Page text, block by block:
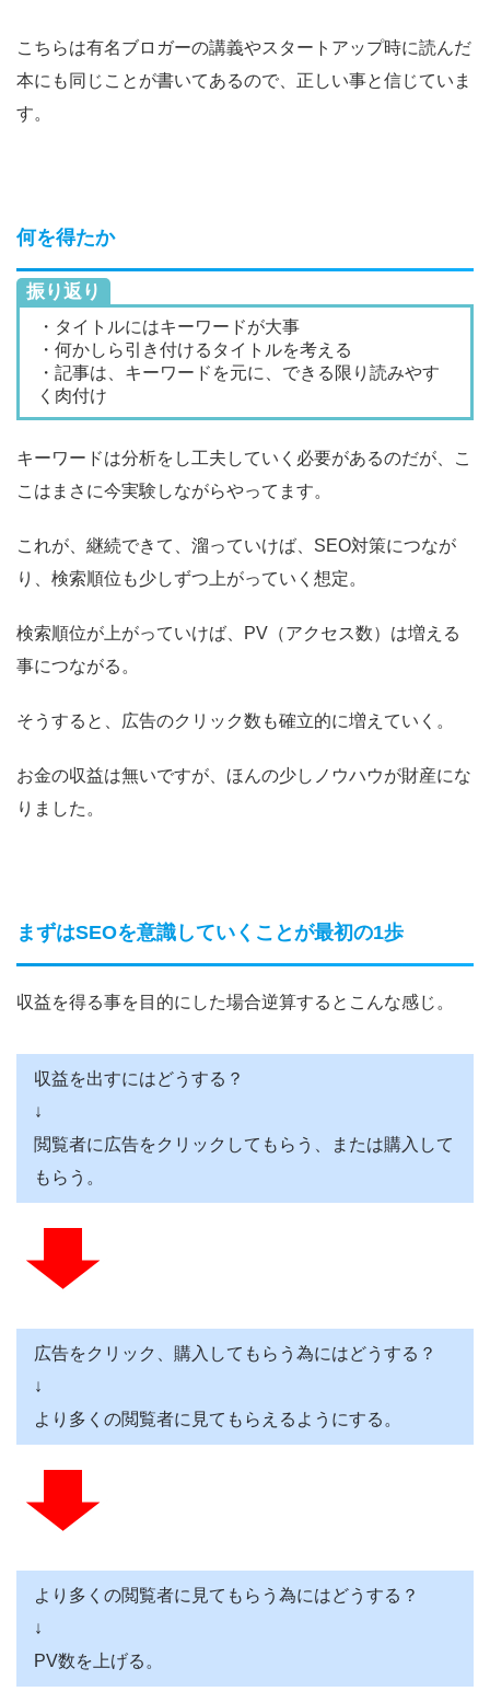
こちらは有名ブロガーの講義やスタートアップ時に読んだ
本にも同じことが書いてあるので、正しい事と信じていま
す。
何を得たか
振り返り
・タイトルにはキーワードが大事
・何かしら引き付けるタイトルを考える
・記事は、キーワードを元に、できる限り読みやす
く肉付け
キーワードは分析をし工夫していく必要があるのだが、こ
こはまさに今実験しながらやってます。
これが、継続できて、溜っていけば、SEO対策につなが
り、検索順位も少しずつ上がっていく想定。
検索順位が上がっていけば、PV（アクセス数）は増える
事につながる。
そうすると、広告のクリック数も確立的に増えていく。
お金の収益は無いですが、ほんの少しノウハウが財産にな
りました。
まずはSEOを意識していくことが最初の1歩
収益を得る事を目的にした場合逆算するとこんな感じ。
収益を出すにはどうする？
↓
閲覧者に広告をクリックしてもらう、または購入して
もらう。
広告をクリック、購入してもらう為にはどうする？
↓
より多くの閲覧者に見てもらえるようにする。
より多くの閲覧者に見てもらう為にはどうする？
↓
PV数を上げる。